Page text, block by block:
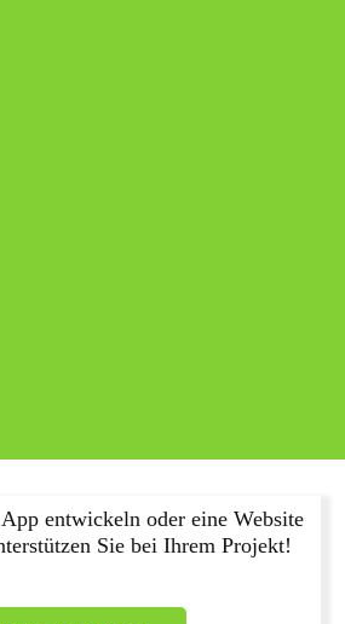
entwickeln oder eine Website
Sie bei Ihrem Projekt!